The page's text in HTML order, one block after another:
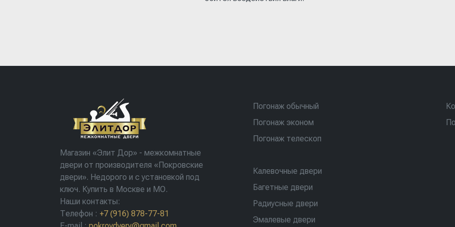
Магазин «Элит Дор» - межкомнатные
двери от производителя «Покровские
двери». Недорого и с установкой под
ключ. Купить в Москве и МО.
Наши контакты:
Телефон : +7 (916) 878-77-81
Погонаж обычный
Погонаж эконом
Погонаж телескоп
Калевочные двери
Багетные двери
Радиусные двери
Эмалевые двери